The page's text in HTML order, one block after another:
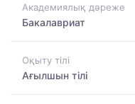
Академиялық дәреже
Бакалавриат
Оқыту тілі
Ағылшын тілі